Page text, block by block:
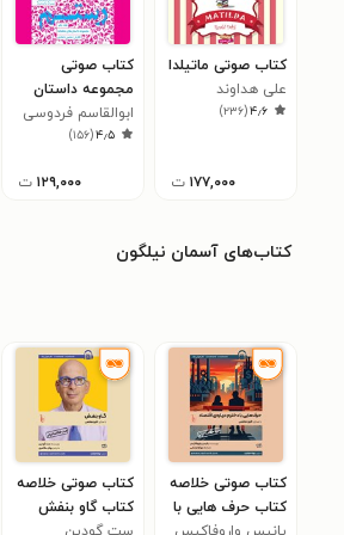
کتاب صوتی ماتیلدا
علی هداوند
۴٫۶(۲۳۶)
۱۷۷,۰۰۰ ت
کتاب صوتی
مجموعه داستان‌
های شاهنامه (جلد
اول: هفت خان
ابوالقاسم فردوسی
۴٫۵(۱۵۶)
۱۲۹,۰۰۰ ت
کتاب‌های آسمان نیلگون
کتاب صوتی خلاصه
کتاب حرف‌ هایی با
کتاب صوتی خلاصه
کتاب گاو بنفش